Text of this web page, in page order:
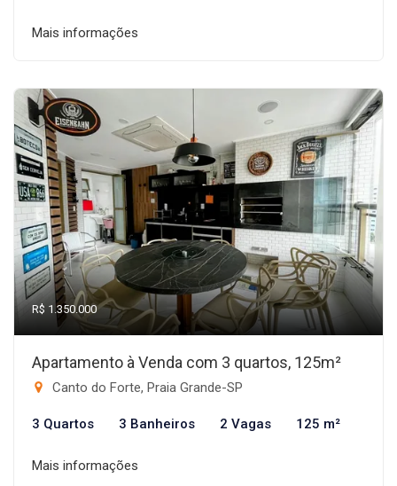
Mais informações
R$ 1.350.000
Apartamento à Venda com 3 quartos, 125m²
Canto do Forte, Praia Grande-SP
3 Quartos 3 Banheiros 2 Vagas 125 m²
Mais informações